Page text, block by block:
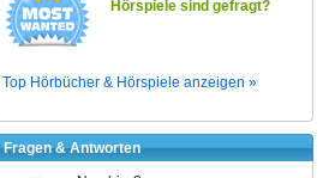
Hörspiele sind gefragt?
Top Hörbücher & Hörspiele anzeigen »
Fragen & Antworten